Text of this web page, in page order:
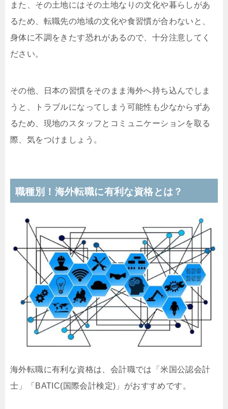
また、その土地にはその土地なりの文化や暮らしがあ
るため、転職先の地域の文化や食習慣が合わないと、
身体に不調をきたす恐れがあるので、十分注意してく
ださい。
その他、日本の習慣をそのまま海外へ持ち込んでしま
うと、トラブルになってしまう可能性も少なからずあ
るため、現地のスタッフとコミュニケーションを取る
際、気をつけましょう。
職種別！海外転職に有利な資格とは？
海外転職に有利な資格は、会計職では「米国公認会計
士」「BATIC(国際会計検定)」がおすすめです。